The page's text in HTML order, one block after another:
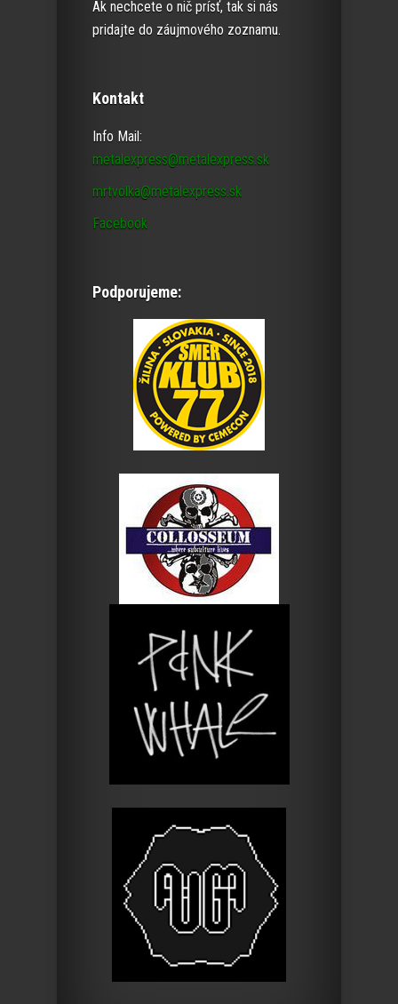
Ak nechcete o nič prísť, tak si nás
pridajte do záujmového zoznamu.
Kontakt
Info Mail:
metalexpress@metalexpress.sk
mrtvolka@metalexpress.sk
Facebook
Podporujeme: